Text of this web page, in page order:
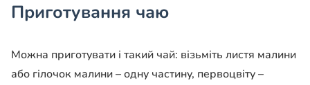
Приготування чаю
Можна приготувати і такий чай: візьміть листя малини
або гілочок малини – одну частину, первоцвіту –